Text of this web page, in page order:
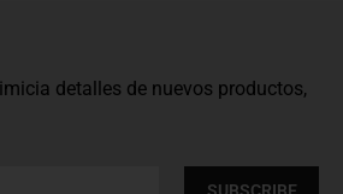
detalles de nuevos productos,